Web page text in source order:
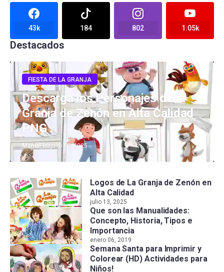
43k 184 802 1.05k
Destacados
FIESTA DE LA GRANJA
Descarga los Personajes de la
Granja de Zenón en Alta Calidad
PNG
MamaFlorjulio 13, 2025
Logos de La Granja de Zenón en
Alta Calidad
julio 13, 2025
Que son las Manualidades:
Concepto, Historia, Tipos e
Importancia
enero 06, 2019
Semana Santa para Imprimir y
Colorear (HD) Actividades para
Niños!